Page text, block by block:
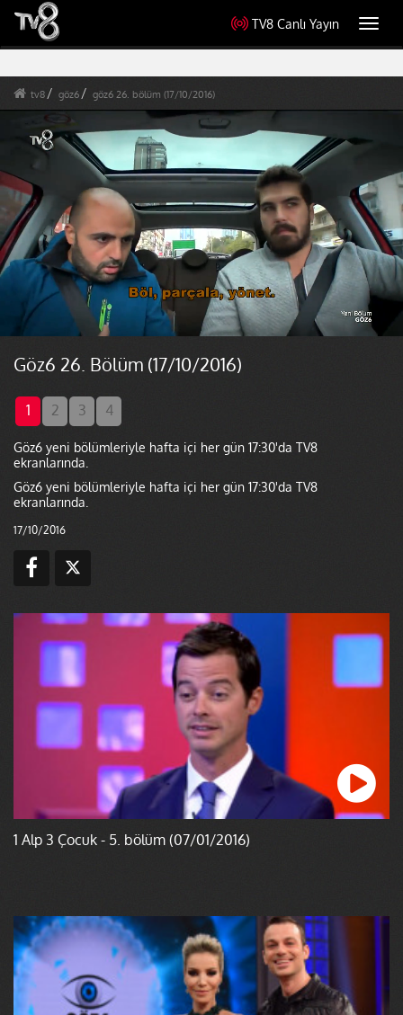
TV8 Canlı Yayın
tv8 göz6 göz6 26. bölüm (17/10/2016)
Göz6 26. Bölüm (17/10/2016)
1 2 3 4
Göz6 yeni bölümleriyle hafta içi her gün 17:30'da TV8
ekranlarında.
Göz6 yeni bölümleriyle hafta içi her gün 17:30'da TV8
ekranlarında.
17/10/2016
1 Alp 3 Çocuk - 5. bölüm (07/01/2016)